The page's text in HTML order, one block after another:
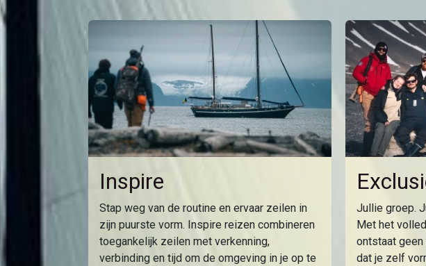
Inspire
Stap weg van de routine en ervaar zeilen in
zijn puurste vorm. Inspire reizen combineren
toegankelijk zeilen met verkenning,
verbinding en tijd om de omgeving in je op te
Jullie groep.
Met het
ontstaat geen
dat je zelf